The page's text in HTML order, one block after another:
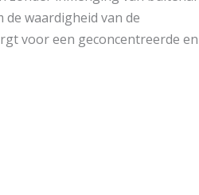
waardigheid van de
voor een geconcentreerde en